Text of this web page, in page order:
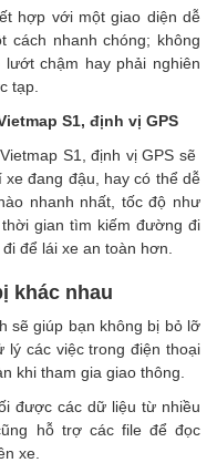
hợp với một giao diện dễ
cách nhanh chóng; không
chậm hay phải nghiên
tạp.
S1, định vị GPS
S1, định vị GPS sẽ
đang đậu, hay có thể dễ
nhanh nhất, tốc độ như
gian tìm kiếm đường đi
để lái xe an toàn hơn.
khác nhau
sẽ giúp bạn không bị bỏ lỡ
lý các việc trong điện thoại
khi tham gia giao thông.
được các dữ liệu từ nhiều
hỗ trợ các file để đọc
xe.